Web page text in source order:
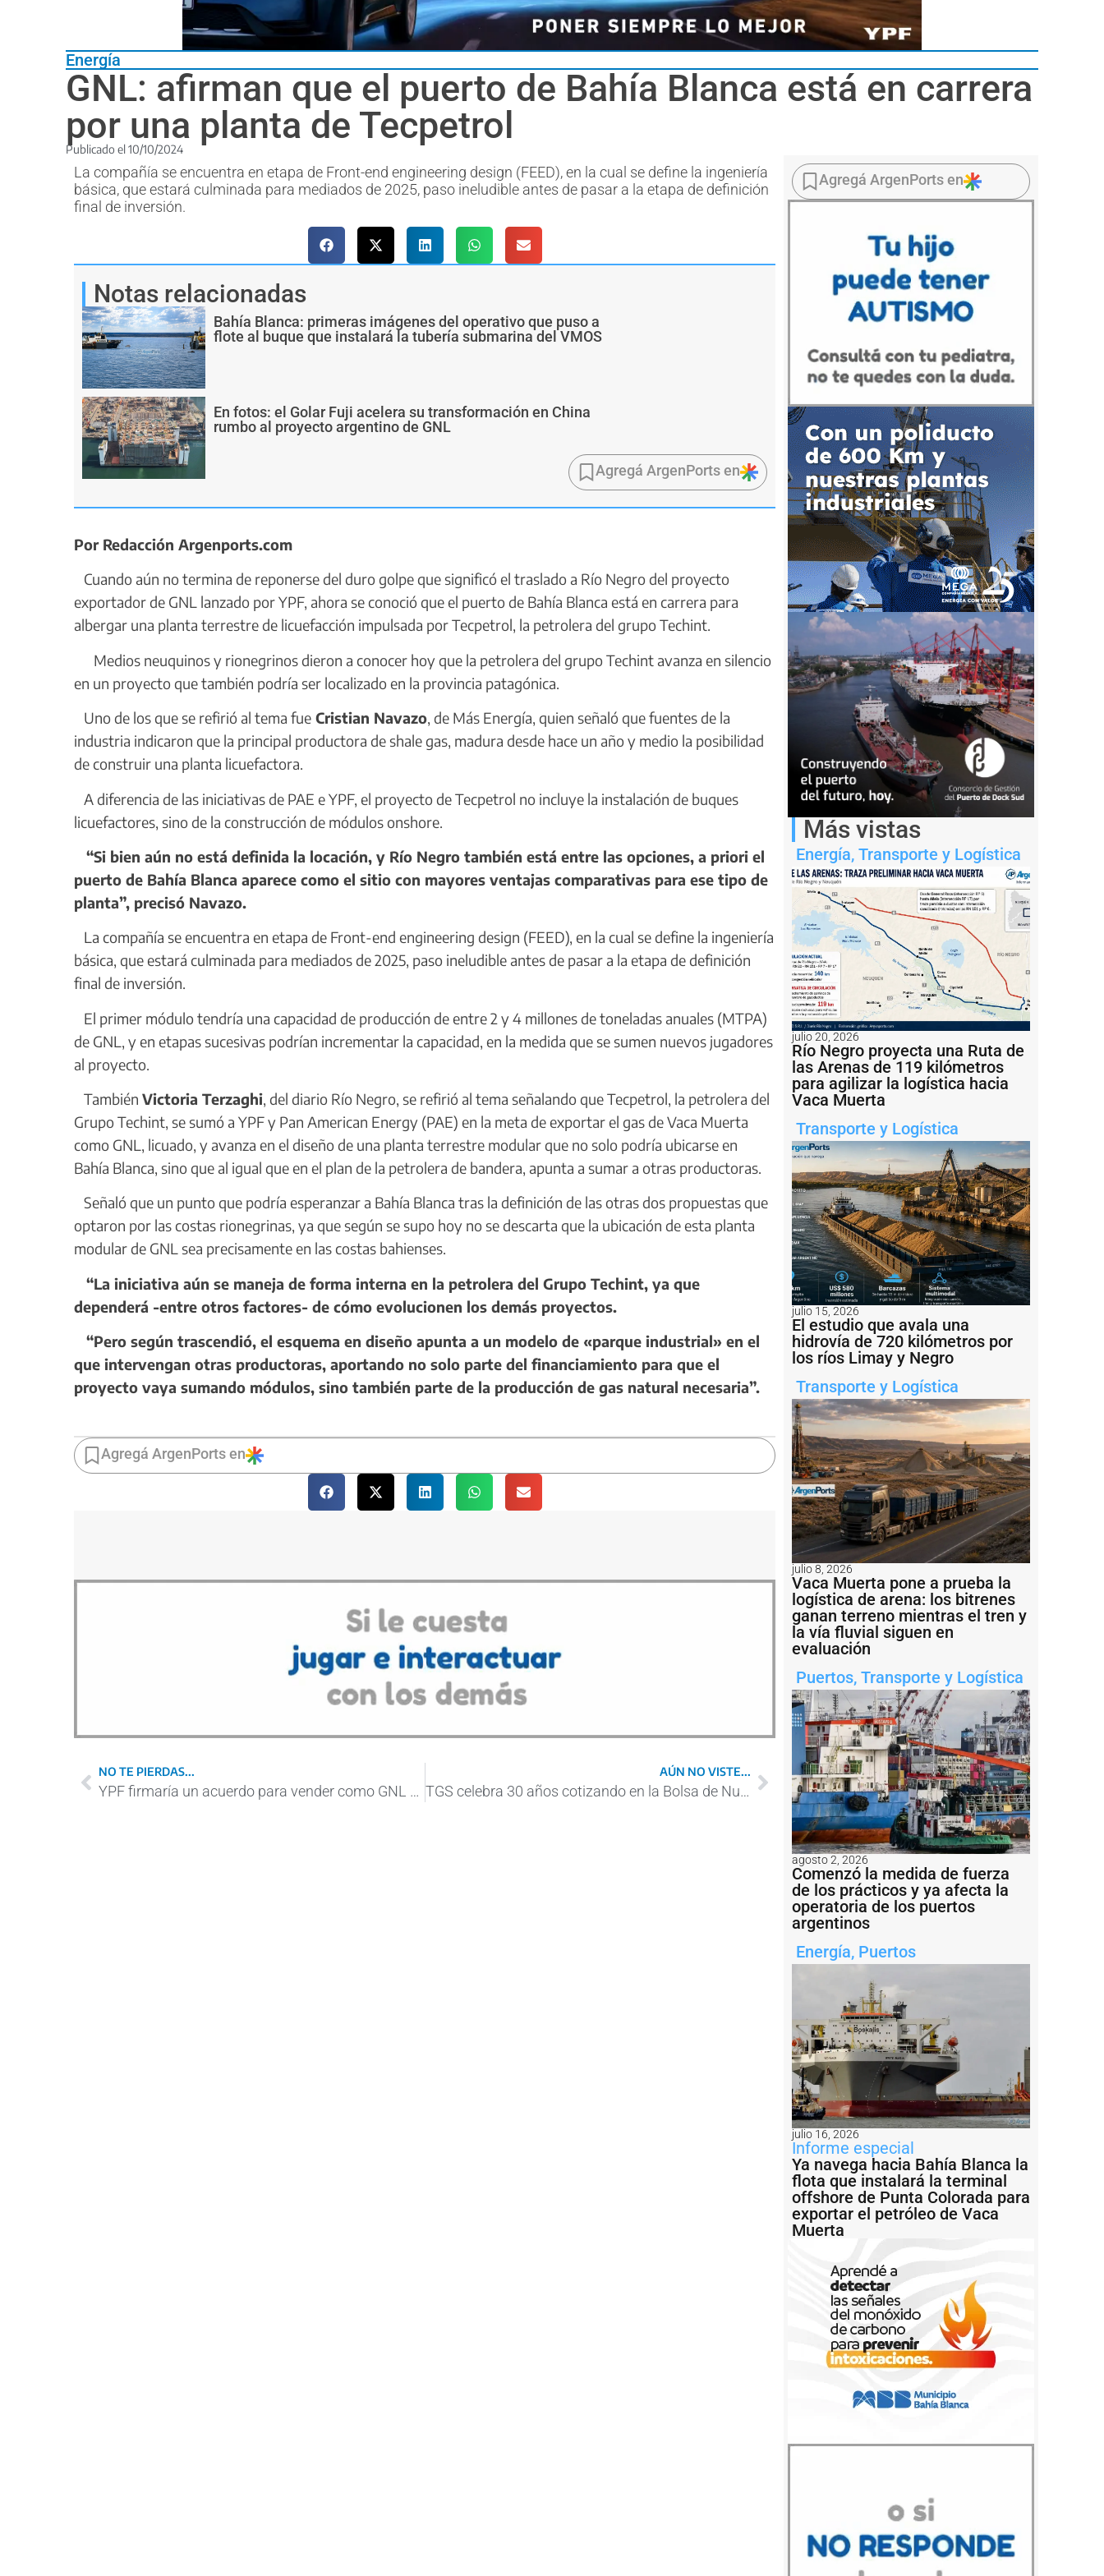
Energía
GNL: afirman que el puerto de Bahía Blanca está en carrera
por una planta de Tecpetrol
Publicado el 10/10/2024
La compañía se encuentra en etapa de Front-end engineering design (FEED), en la cual se define la ingeniería
básica, que estará culminada para mediados de 2025, paso ineludible antes de pasar a la etapa de definición
final de inversión.
Notas relacionadas
Bahía Blanca: primeras imágenes del operativo que puso a
flote al buque que instalará la tubería submarina del VMOS
En fotos: el Golar Fuji acelera su transformación en China
rumbo al proyecto argentino de GNL
Agregá ArgenPorts en
Por Redacción Argenports.com
Cuando aún no termina de reponerse del duro golpe que significó el traslado a Río Negro del proyecto
exportador de GNL lanzado por YPF, ahora se conoció que el puerto de Bahía Blanca está en carrera para
albergar una planta terrestre de licuefacción impulsada por Tecpetrol, la petrolera del grupo Techint.
Medios neuquinos y rionegrinos dieron a conocer hoy que la petrolera del grupo Techint avanza en silencio
en un proyecto que también podría ser localizado en la provincia patagónica.
Uno de los que se refirió al tema fue Cristian Navazo, de Más Energía, quien señaló que fuentes de la
industria indicaron que la principal productora de shale gas, madura desde hace un año y medio la posibilidad
de construir una planta licuefactora.
A diferencia de las iniciativas de PAE e YPF, el proyecto de Tecpetrol no incluye la instalación de buques
licuefactores, sino de la construcción de módulos onshore.
“Si bien aún no está definida la locación, y Río Negro también está entre las opciones, a priori el
puerto de Bahía Blanca aparece como el sitio con mayores ventajas comparativas para ese tipo de
planta”, precisó Navazo.
La compañía se encuentra en etapa de Front-end engineering design (FEED), en la cual se define la ingeniería
básica, que estará culminada para mediados de 2025, paso ineludible antes de pasar a la etapa de definición
final de inversión.
El primer módulo tendría una capacidad de producción de entre 2 y 4 millones de toneladas anuales (MTPA)
de GNL, y en etapas sucesivas podrían incrementar la capacidad, en la medida que se sumen nuevos jugadores
al proyecto.
También Victoria Terzaghi, del diario Río Negro, se refirió al tema señalando que Tecpetrol, la petrolera del
Grupo Techint, se sumó a YPF y Pan American Energy (PAE) en la meta de exportar el gas de Vaca Muerta
como GNL, licuado, y avanza en el diseño de una planta terrestre modular que no solo podría ubicarse en
Bahía Blanca, sino que al igual que en el plan de la petrolera de bandera, apunta a sumar a otras productoras.
Señaló que un punto que podría esperanzar a Bahía Blanca tras la definición de las otras dos propuestas que
optaron por las costas rionegrinas, ya que según se supo hoy no se descarta que la ubicación de esta planta
modular de GNL sea precisamente en las costas bahienses.
“La iniciativa aún se maneja de forma interna en la petrolera del Grupo Techint, ya que
dependerá -entre otros factores- de cómo evolucionen los demás proyectos.
“Pero según trascendió, el esquema en diseño apunta a un modelo de «parque industrial» en el
que intervengan otras productoras, aportando no solo parte del financiamiento para que el
proyecto vaya sumando módulos, sino también parte de la producción de gas natural necesaria”.
Agregá ArgenPorts en
NO TE PIERDAS...
YPF firmaría un acuerdo para vender como GNL un tercio del gas que produzca Vaca Muerta
AÚN NO VISTE...
TGS celebra 30 años cotizando en la Bolsa de Nueva York
Agregá ArgenPorts en
Más vistas
Energía, Transporte y Logística
julio 20, 2026
Río Negro proyecta una Ruta de
las Arenas de 119 kilómetros
para agilizar la logística hacia
Vaca Muerta
Transporte y Logística
julio 15, 2026
El estudio que avala una
hidrovía de 720 kilómetros por
los ríos Limay y Negro
Transporte y Logística
julio 8, 2026
Vaca Muerta pone a prueba la
logística de arena: los bitrenes
ganan terreno mientras el tren y
la vía fluvial siguen en
evaluación
Puertos, Transporte y Logística
agosto 2, 2026
Comenzó la medida de fuerza
de los prácticos y ya afecta la
operatoria de los puertos
argentinos
Energía, Puertos
julio 16, 2026
Informe especial
Ya navega hacia Bahía Blanca la
flota que instalará la terminal
offshore de Punta Colorada para
exportar el petróleo de Vaca
Muerta